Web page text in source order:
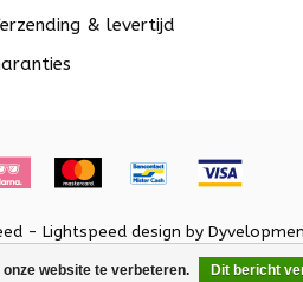
website te verbeteren. Dit bericht
& levertijd
- Lightspeed design by